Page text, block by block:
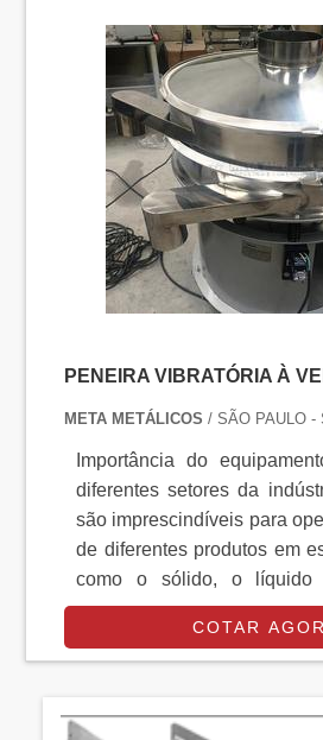
sua utilização vai além, já
separar os materiais. As
PENEIRA VIBRATÓRIA À
META METÁLICOS / SÃO PAULO -
Importância do
diferentes setores da
são imprescindíveis para
de diferentes produtos em
como o sólido, o líquido
possível encontrar a
venda em
capacidades, a fim de
estados de produtos. Uso
COTAR